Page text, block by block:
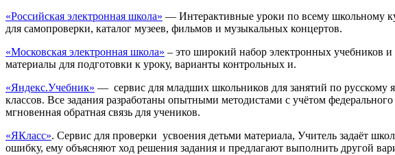
«Российская электронная школа» — Интерактивные уроки по всему школьному
для самопроверки, каталог музеев, фильмов и музыкальных концертов.
«Московская электронная школа» – это широкий набор электронных учебников
материалы для подготовки к уроку, варианты контрольных и.
«Яндекс.Учебник» — сервис для младших школьников для занятий по русскому
классов. Все задания разработаны опытными методистами с учётом
мгновенная обратная связь для учеников.
«ЯКласс». Сервис для проверки усвоения детьми материала, Учитель задаёт
ошибку, ему объясняют ход решения задания и предлагают выполнить другой